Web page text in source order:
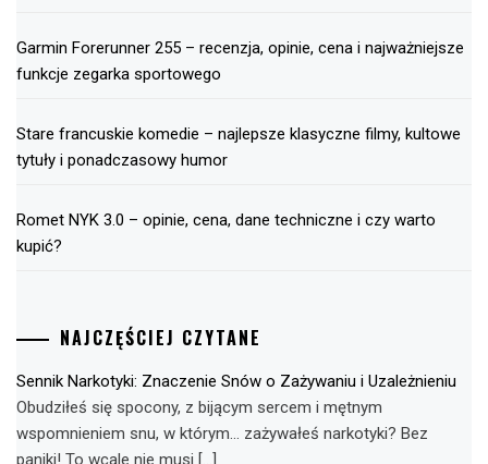
Garmin Forerunner 255 – recenzja, opinie, cena i najważniejsze
funkcje zegarka sportowego
Stare francuskie komedie – najlepsze klasyczne filmy, kultowe
tytuły i ponadczasowy humor
Romet NYK 3.0 – opinie, cena, dane techniczne i czy warto
kupić?
NAJCZĘŚCIEJ CZYTANE
Sennik Narkotyki: Znaczenie Snów o Zażywaniu i Uzależnieniu
Obudziłeś się spocony, z bijącym sercem i mętnym
wspomnieniem snu, w którym… zażywałeś narkotyki? Bez
paniki! To wcale nie musi […]